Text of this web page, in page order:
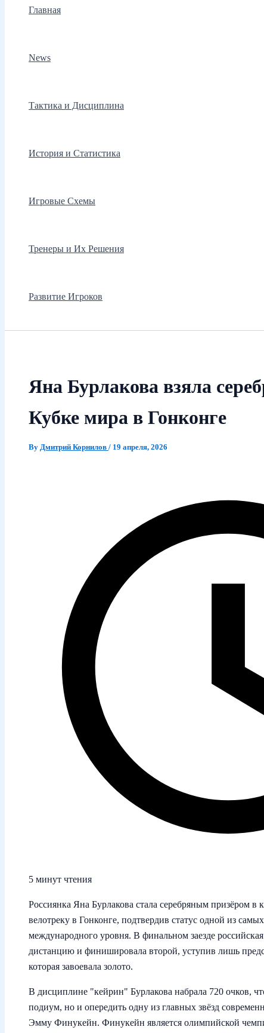
Главная
News
Тактика и Дисциплина
История и Статистика
Игровые Схемы
Тренеры и Их Решения
Развитие Игроков
Яна Бурлакова взяла
Кубке мира в Гонконге
By Дмитрий Корнилов / 19 апреля, 2026
5 минут чтения
Россиянка Яна Бурлакова стала серебряным призёром в
велотреку в Гонконге, подтвердив статус одной из
международного уровня. В финальном заезде
дистанцию и финишировала второй, уступив лишь
которая завоевала золото.
В дисциплине "кейрин" Бурлакова набрала 720 очков,
подиум, но и опередить одну из главных звёзд
Эмму Финукейн. Финукейн является олимпийской